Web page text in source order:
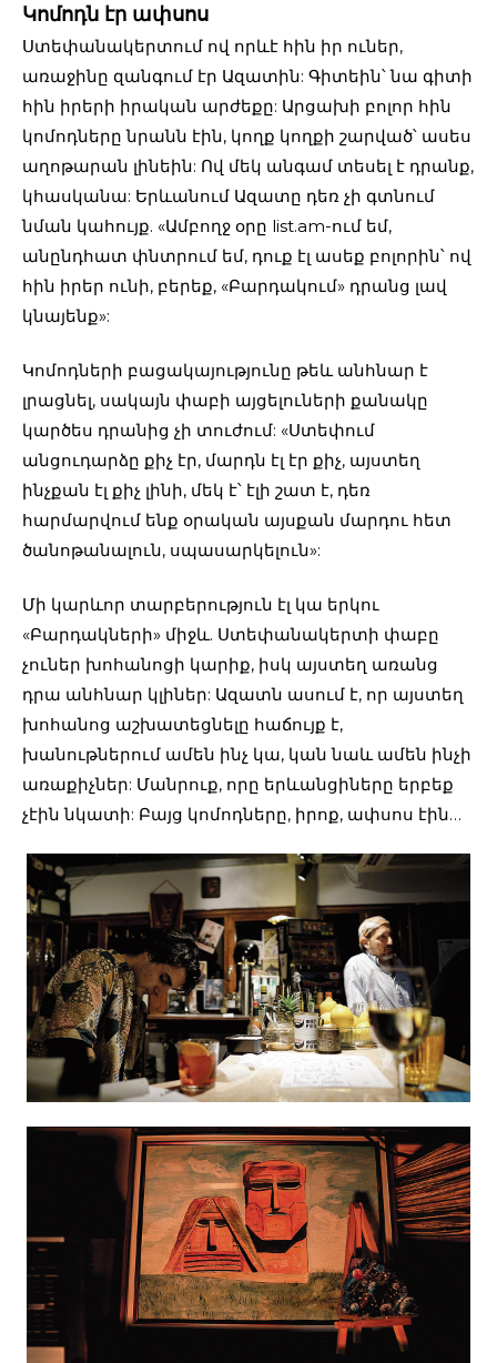
Կոմոդն էր ափսոս
Ստեփանակերտում ով որևէ հին իր ուներ,
առաջինը զանգում էր Ազատին: Գիտեին՝ նա գիտի
հին իրերի իրական արժեքը: Արցախի բոլոր հին
կոմոդները նրանն էին, կողք կողքի շարված՝ ասես
աղոթարան լինեին: Ով մեկ անգամ տեսել է դրանք,
կհասկանա: Երևանում Ազատը դեռ չի գտնում
նման կահույք. «Ամբողջ օրը list.am-ում եմ,
անընդհատ փնտրում եմ, դուք էլ ասեք բոլորին՝ ով
հին իրեր ունի, բերեք, «Բարդակում» դրանց լավ
կնայենք»:
Կոմոդների բացակայությունը թեև անհնար է
լրացնել, սակայն փաբի այցելուների քանակը
կարծես դրանից չի տուժում: «Ստեփում
անցուդարձը քիչ էր, մարդն էլ էր քիչ, այստեղ
ինչքան էլ քիչ լինի, մեկ է՝ էլի շատ է, դեռ
հարմարվում ենք օրական այսքան մարդու հետ
ծանոթանալուն, սպասարկելուն»:
Մի կարևոր տարբերություն էլ կա երկու
«Բարդակների» միջև. Ստեփանակերտի փաբը
չուներ խոհանոցի կարիք, իսկ այստեղ առանց
դրա անհնար կլիներ: Ազատն ասում է, որ այստեղ
խոհանոց աշխատեցնելը հաճույք է,
խանութներում ամեն ինչ կա, կան նաև ամեն ինչի
առաքիչներ: Մանրուք, որը երևանցիները երբեք
չէին նկատի: Բայց կոմոդները, իրոք, ափսոս էին…